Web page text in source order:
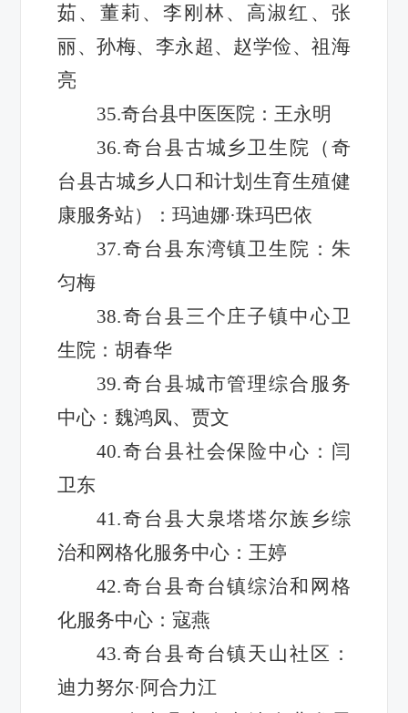
茹、董莉、李刚林、高淑红、张
丽、孙梅、李永超、赵学俭、祖海
亮
35.奇台县中医医院：王永明
36.奇台县古城乡卫生院（奇
台县古城乡人口和计划生育生殖健
康服务站）：玛迪娜·珠玛巴依
37.奇台县东湾镇卫生院：朱
匀梅
38.奇台县三个庄子镇中心卫
生院：胡春华
39.奇台县城市管理综合服务
中心：魏鸿凤、贾文
40.奇台县社会保险中心：闫
卫东
41.奇台县大泉塔塔尔族乡综
治和网格化服务中心：王婷
42.奇台县奇台镇综治和网格
化服务中心：寇燕
43.奇台县奇台镇天山社区：
迪力努尔·阿合力江